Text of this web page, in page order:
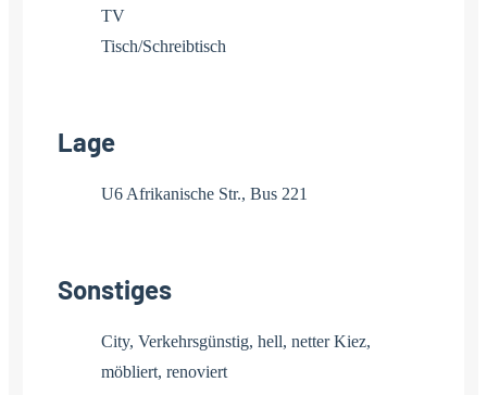
TV
Tisch/Schreibtisch
Lage
U6 Afrikanische Str., Bus 221
Sonstiges
City, Verkehrsgünstig, hell, netter Kiez,
möbliert, renoviert